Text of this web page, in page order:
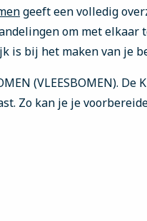
geeft een volledig
om met elkaar
is bij het maken van je
(VLEESBOMEN). De
Zo kan je je